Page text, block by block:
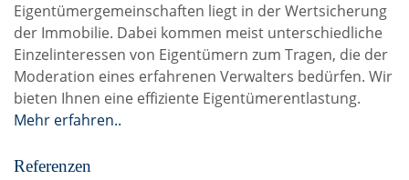
Eigentümergemeinschaften liegt in der Wertsicherung
der Immobilie. Dabei kommen meist unterschiedliche
Einzelinteressen von Eigentümern zum Tragen, die der
Moderation eines erfahrenen Verwalters bedürfen. Wir
bieten Ihnen eine effiziente Eigentümerentlastung.
Mehr erfahren..
Referenzen